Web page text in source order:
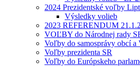
2024 Prezidentské voľby
Výsledky volieb
2023 REFERENDUM
VOĽBY do Národnej rady
Voľby do samosprávy obcí a
Voľby prezidenta SR
Voľby do Európskeho